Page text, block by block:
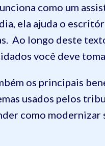
como um
ela ajuda o
Ao longo deste
você deve
os principais
usados pelos
como modernizar